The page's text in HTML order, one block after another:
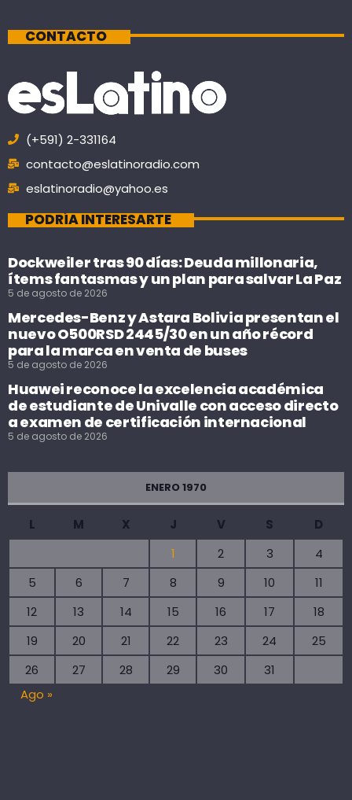
CONTACTO
(+591) 2-331164
contacto@eslatinoradio.com
eslatinoradio@yahoo.es
PODRÍA INTERESARTE
Dockweiler tras 90 días: Deuda millonaria,
ítems fantasmas y un plan para salvar La Paz
5 de agosto de 2026
Mercedes-Benz y Astara Bolivia presentan el
nuevo O500RSD 2445/30 en un año récord
para la marca en venta de buses
5 de agosto de 2026
Huawei reconoce la excelencia académica
de estudiante de Univalle con acceso directo
a examen de certificación internacional
5 de agosto de 2026
ENERO 1970
L M X J V S
D
1
2 3
4
5
6 7 8 9 10
11
12
13 14 15 16 17
18
19
20 21 22 23 24
25
26
27 28 29 30
31
Ago »